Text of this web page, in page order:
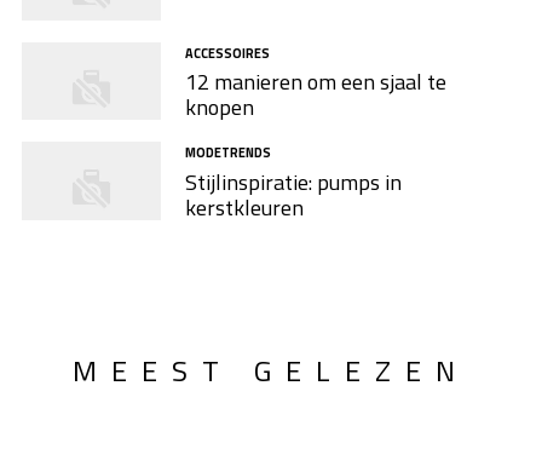
ACCESSOIRES
12 manieren om een sjaal te
knopen
MODETRENDS
Stijlinspiratie: pumps in
kerstkleuren
MEEST GELEZEN